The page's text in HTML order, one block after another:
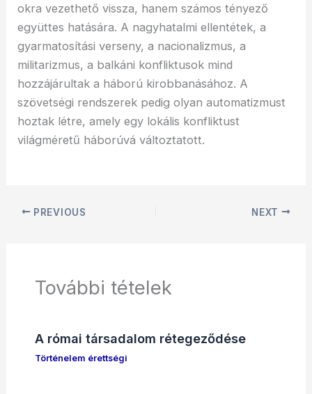
okra vezethető vissza, hanem számos tényező
együttes hatására. A nagyhatalmi ellentétek, a
gyarmatosítási verseny, a nacionalizmus, a
militarizmus, a balkáni konfliktusok mind
hozzájárultak a háború kirobbanásához. A
szövetségi rendszerek pedig olyan automatizmust
hoztak létre, amely egy lokális konfliktust
világméretű háborúvá változtatott.
PREVIOUS NEXT
További tételek
A római társadalom rétegeződése
Történelem érettségi